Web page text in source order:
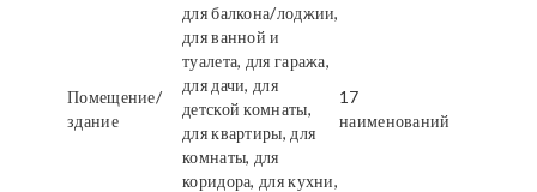
Помещение/
здание
для балкона/лоджии,
для ванной и
туалета, для гаража,
для дачи, для
детской комнаты,
для квартиры, для
комнаты, для
коридора, для кухни,
17
наименований